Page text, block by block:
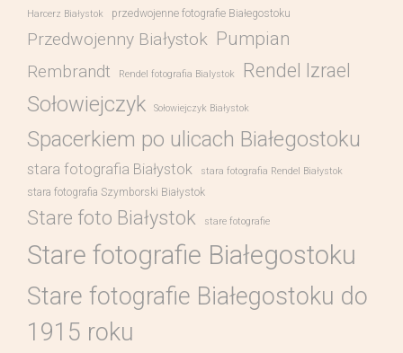
Harcerz Białystok przedwojenne fotografie Białegostoku
Przedwojenny Białystok Pumpian
Rembrandt Rendel fotografia Bialystok Rendel Izrael
Sołowiejczyk Sołowiejczyk Białystok
Spacerkiem po ulicach Białegostoku
stara fotografia Białystok stara fotografia Rendel Białystok
stara fotografia Szymborski Białystok
Stare foto Białystok stare fotografie
Stare fotografie Białegostoku
Stare fotografie Białegostoku do
1915 roku